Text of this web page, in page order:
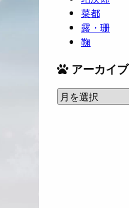
菜都
露・珊
鞠
アーカイブ
ア
ー